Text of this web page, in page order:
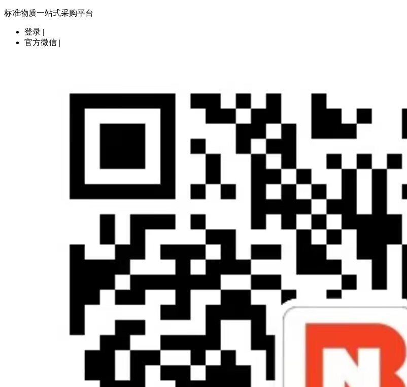
标准物质一站式采购平台
登录 |
官方微信 |